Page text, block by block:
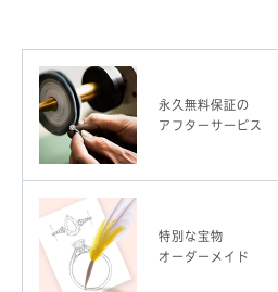
永久無料保証の
アフターサービス
特別な宝物
オーダーメイド